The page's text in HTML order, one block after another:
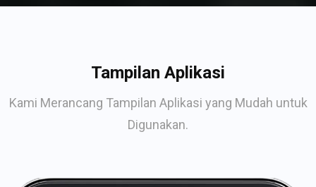
Tampilan Aplikasi
Kami Merancang Tampilan Aplikasi yang Mudah untuk
Digunakan.